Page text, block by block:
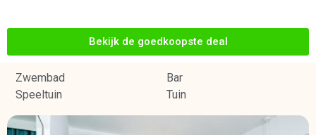
Bekijk de goedkoopste deal
Zwembad
Bar
Speeltuin
Tuin